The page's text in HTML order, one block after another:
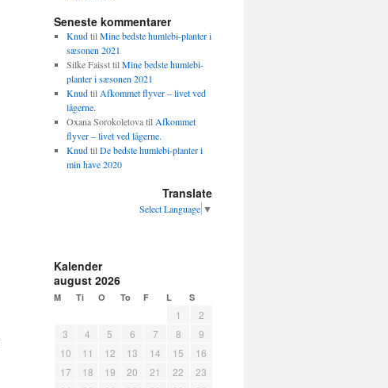
Seneste kommentarer
KnudtilMine bedste humlebi-planter i
sæsonen 2021
Silke FaissttilMine bedste humlebi-
planter i sæsonen 2021
Knudtil Afkommet flyver – livet ved
lågerne.
Oxana Sorokoletovatil Afkommet
flyver – livet ved lågerne.
KnudtilDe bedste humlebi-planter i
min have 2020
Translate
Select Language ▼
Kalender
august 2026
M Ti O To F L S
1
2
3
4 5 6 7 8
9
10
11 12 13 14 15
16
17
18 19 20 21 22
23